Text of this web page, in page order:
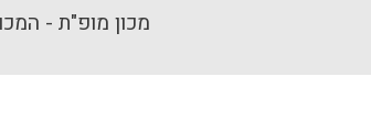
מכון מופ"ת -